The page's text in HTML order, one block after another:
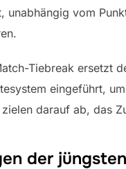
unabhängig vom
Tiebreak ersetzt
eingeführt,
darauf ab, das
der